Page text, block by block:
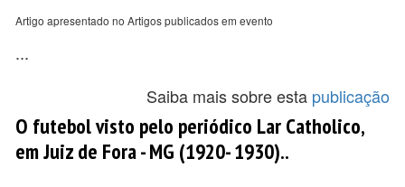
Artigo apresentado no Artigos publicados em evento
...
Saiba mais sobre esta publicação
O futebol visto pelo periódico Lar Catholico,
em Juiz de Fora - MG (1920- 1930)..